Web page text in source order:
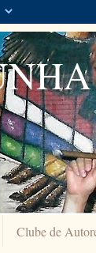
Clube de